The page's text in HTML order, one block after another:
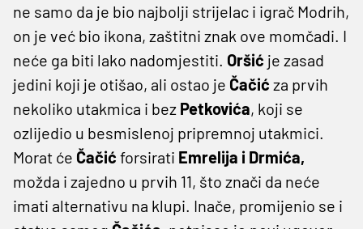
ne samo da je bio najbolji strijelac i igrač Modrih,
on je već bio ikona, zaštitni znak ove momčadi. I
neće ga biti lako nadomjestiti. Oršić je zasad
jedini koji je otišao, ali ostao je Čačić za prvih
nekoliko utakmica i bez Petkovića, koji se
ozlijedio u besmislenoj pripremnoj utakmici.
Morat će Čačić forsirati Emrelija i Drmića,
možda i zajedno u prvih 11, što znači da neće
imati alternativu na klupi. Inače, promijenio se i